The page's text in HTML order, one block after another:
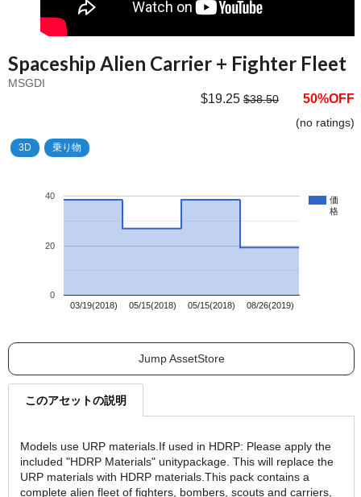
Spaceship Alien Carrier + Fighter Fleet
MSGDI
$19.25 $38.50 50%OFF
(no ratings)
3D 乗り物
価
格
03/19(2018) 05/15(2018) 05/15(2018) 08/26(2019)
0
20
40
Jump AssetStore
このアセットの説明
Models use URP materials.If used in HDRP: Please apply the
included "HDRP Materials" unitypackage. This will replace the
URP materials with HDRP materials.This pack contains a
complete alien fleet of fighters, bombers, scouts and carriers,